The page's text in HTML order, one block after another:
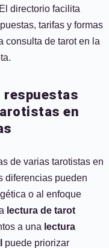
directorio facilita
tarifas y formas
consulta de tarot en la
respuestas
en
de varias tarotistas en
diferencias pueden
o al enfoque
lectura de tarot
a una lectura
puede priorizar